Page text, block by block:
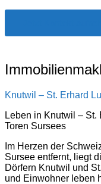
Knutwil – St. Erhard
Leben in Knutwil – St.
Toren Sursees
Im Herzen der
Sursee entfernt, liegt
Dörfern Knutwil und
und Einwohner leben